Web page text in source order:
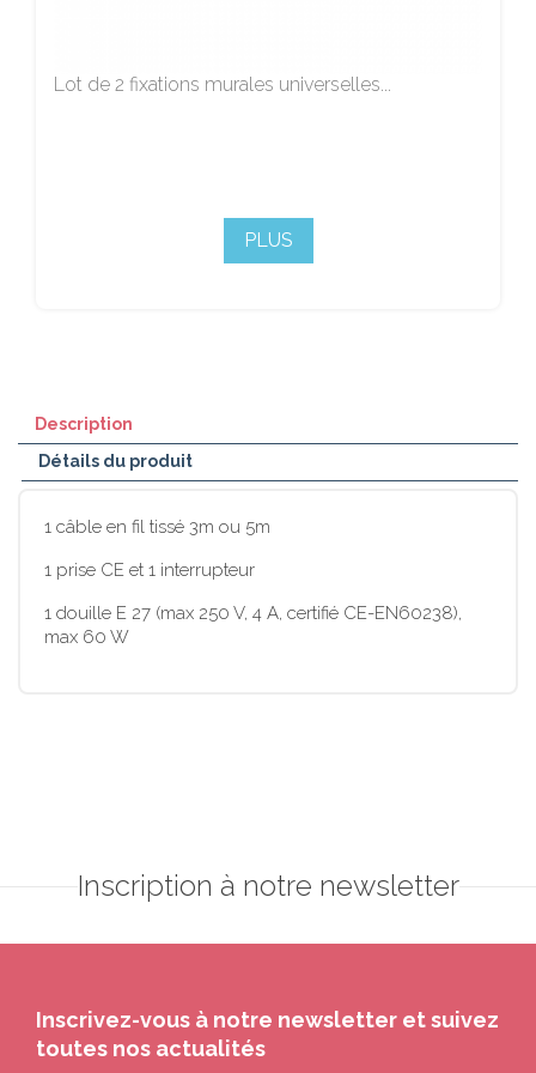
Lot de 2 fixations murales universelles...
PLUS
Description
Détails du produit
1 câble en fil tissé 3m ou 5m
1 prise CE et 1 interrupteur
1 douille E 27 (max 250 V, 4 A, certifié CE-EN60238),
max 60 W
Inscription à notre newsletter
Inscrivez-vous à notre newsletter et suivez
toutes nos actualités